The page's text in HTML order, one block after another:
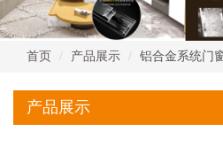
首页 产品展示 铝合金系统门
产品展示